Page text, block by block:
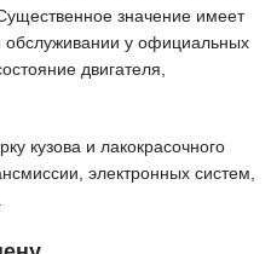
значение имеет
обслуживании у официальных
двигателя,
кузова и лакокрасочного
электронных систем,